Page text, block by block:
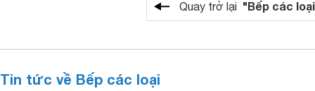
Quay trở lại "Bếp các
Tin tức về Bếp các loại